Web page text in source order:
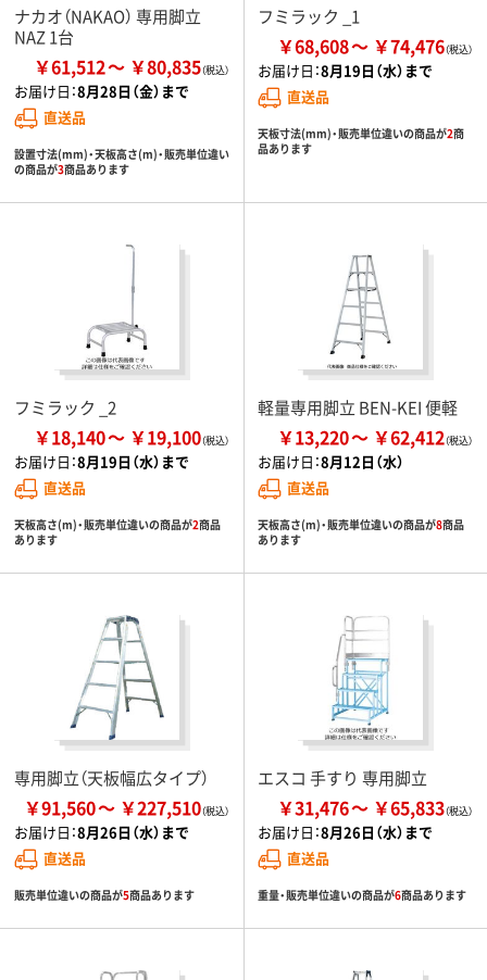
ナカオ（NAKAO） 専用脚立
NAZ 1台
￥61,512 ￥80,835
お届け日：8月28日（金）まで
直送品
設置寸法(mm)・天板高さ(m)・販売単位違い
の商品が3商品あります
フミラック _1
￥68,608 ￥74,476
お届け日：8月19日（水）まで
直送品
天板寸法(mm)・販売単位違いの商品が2商
品あります
フミラック _2
￥18,140 ￥19,100
お届け日：8月19日（水）まで
直送品
天板高さ(m)・販売単位違いの商品が2商品
あります
軽量専用脚立 BEN-KEI 便軽
￥13,220 ￥62,412
お届け日：8月12日（水）
直送品
天板高さ(m)・販売単位違いの商品が8商品
あります
専用脚立（天板幅広タイプ）
￥91,560 ￥227,510
お届け日：8月26日（水）まで
直送品
販売単位違いの商品が5商品あります
エスコ 手すり 専用脚立
￥31,476 ￥65,833
お届け日：8月26日（水）まで
直送品
重量・販売単位違いの商品が6商品あります